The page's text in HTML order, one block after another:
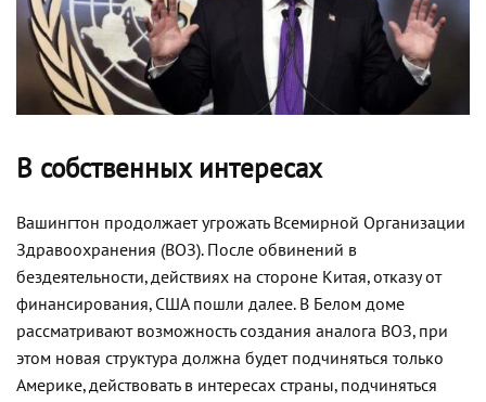
В собственных интересах
Вашингтон продолжает угрожать Всемирной Организации
Здравоохранения (ВОЗ). После обвинений в
бездеятельности, действиях на стороне Китая, отказу от
финансирования, США пошли далее. В Белом доме
рассматривают возможность создания аналога ВОЗ, при
этом новая структура должна будет подчиняться только
Америке, действовать в интересах страны, подчиняться